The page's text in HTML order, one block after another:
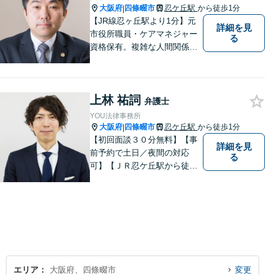
大阪府| 四條畷市 忍ケ丘駅 から徒歩1分
【JR線忍ヶ丘駅より1分】元
市役所職員・ケアマネジャー
資格保有。複雑な人間関係が
詳細を見
る
上林 祐詞 弁護士
YOU法律事務所
大阪府| 四條畷市 忍ケ丘駅 から徒歩1分
【初回面談３０分無料】【事
前予約で土日／夜間の対応
可】【ＪＲ忍ケ丘駅から徒歩
力いたします。
詳細を見
る
エリア 大阪府、四條畷市 変更